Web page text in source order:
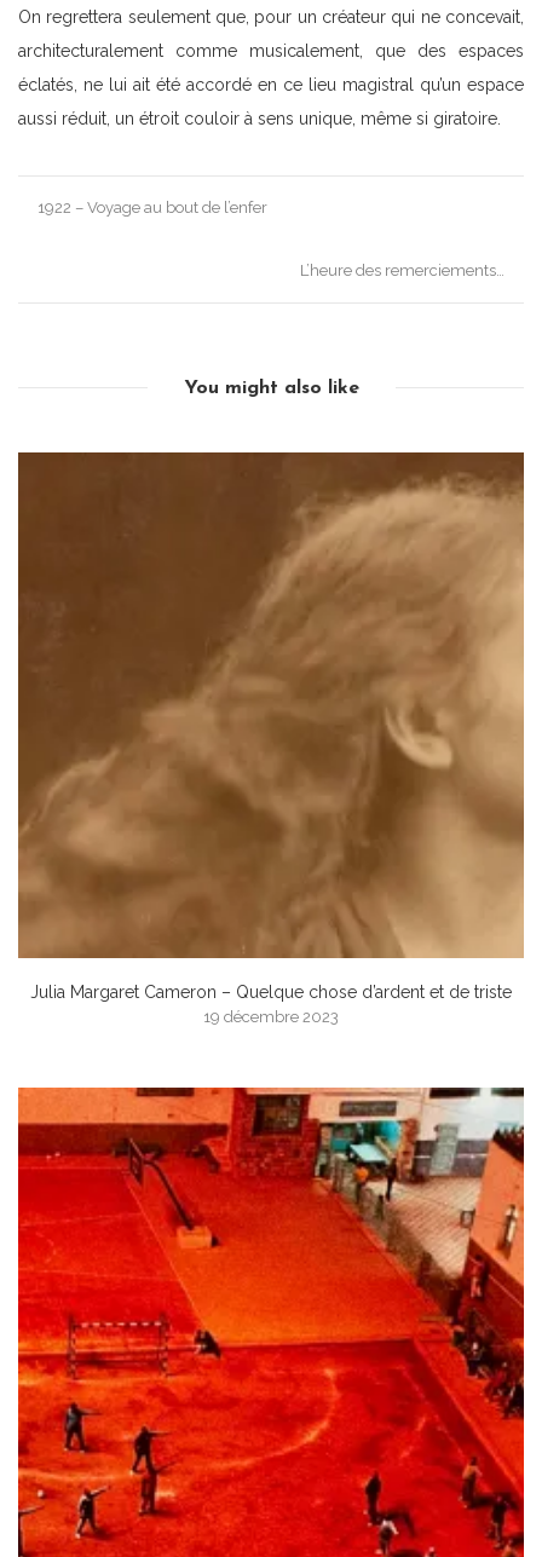
On regrettera seulement que, pour un créateur qui ne concevait,
architecturalement comme musicalement, que des espaces
éclatés, ne lui ait été accordé en ce lieu magistral qu’un espace
aussi réduit, un étroit couloir à sens unique, même si giratoire.
Post
1922 – Voyage au bout de l’enfer
L’heure des remerciements…
You might also like
Julia Margaret Cameron – Quelque chose d’ardent et de triste
19 décembre 2023